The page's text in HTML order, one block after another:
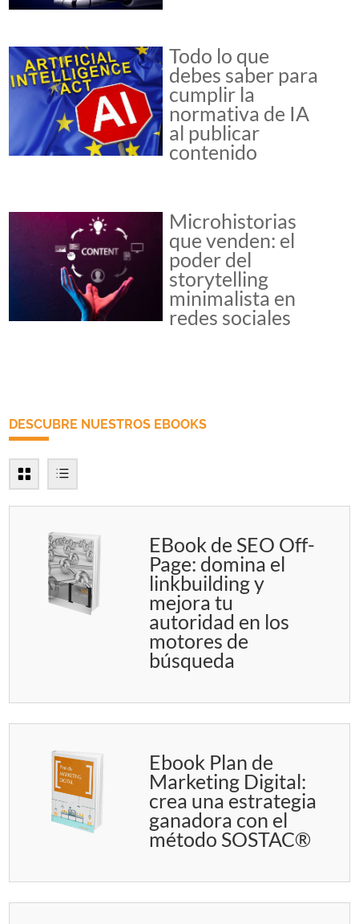
Todo lo que
debes saber para
cumplir la
normativa de IA
al publicar
contenido
Microhistorias
que venden: el
poder del
storytelling
minimalista en
redes sociales
DESCUBRE NUESTROS EBOOKS
EBook de SEO Off-
Page: domina el
linkbuilding y
mejora tu
autoridad en los
motores de
búsqueda
Ebook Plan de
Marketing Digital:
crea una estrategia
ganadora con el
método SOSTAC®